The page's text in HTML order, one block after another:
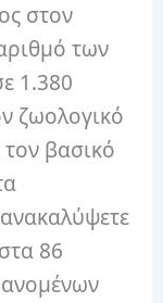
στον
των
1.380
ζωολογικό
βασικό
86